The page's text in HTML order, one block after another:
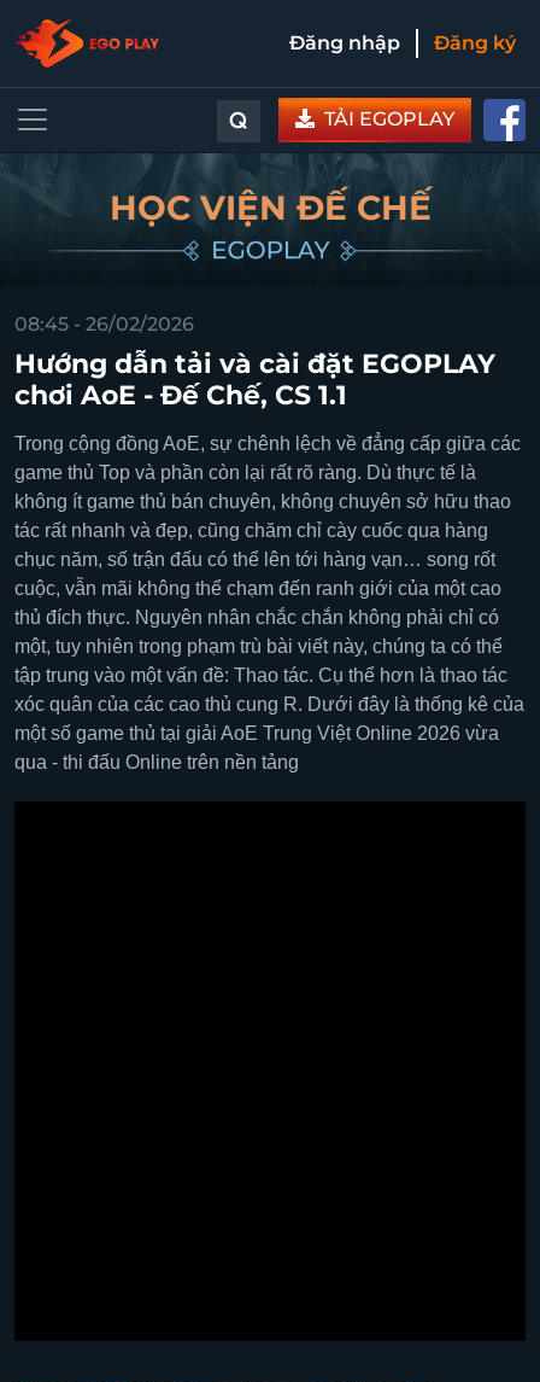
Đăng nhập Đăng ký
⌕ TẢI EGOPLAY
HỌC VIỆN ĐẾ CHẾ
08:45 - 26/02/2026
Hướng dẫn tải và cài đặt EGOPLAY
chơi AoE - Đế Chế, CS 1.1
Trong cộng đồng AoE, sự chênh lệch về đẳng cấp giữa các
game thủ Top và phần còn lại rất rõ ràng. Dù thực tế là
không ít game thủ bán chuyên, không chuyên sở hữu thao
tác rất nhanh và đẹp, cũng chăm chỉ cày cuốc qua hàng
chục năm, số trận đấu có thể lên tới hàng vạn… song rốt
cuộc, vẫn mãi không thể chạm đến ranh giới của một cao
thủ đích thực. Nguyên nhân chắc chắn không phải chỉ có
một, tuy nhiên trong phạm trù bài viết này, chúng ta có thể
tập trung vào một vấn đề: Thao tác. Cụ thể hơn là thao tác
xóc quân của các cao thủ cung R. Dưới đây là thống kê của
một số game thủ tại giải AoE Trung Việt Online 2026 vừa
qua - thi đấu Online trên nền tảng